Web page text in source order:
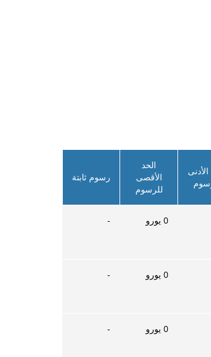
الحد
الأقصى
للرسوم
رسوم ثابتة
0 يورو -
0 يورو -
0 يورو -